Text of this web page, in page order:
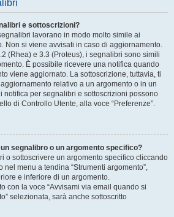
e sottoscrizioni?
lavorano in modo molto simile ai
Non si viene avvisati in caso di aggiornamento.
(Rhea) e 3.3 (Proteus), i segnalibri sono simili
È possibile ricevere una notifica quando
viene aggiornato. La sottoscrizione, tuttavia, ti
relativo a un argomento o in un
notifica per segnalibri e sottoscrizioni possono
di Controllo Utente, alla voce “Preferenze”.
segnalibro o un argomento specifico?
o sottoscrivere un argomento specifico cliccando
menu a tendina “Strumenti argomento”,
e inferiore di un argomento.
con la voce “Avvisami via email quando si
selezionata, sarà anche sottoscritto